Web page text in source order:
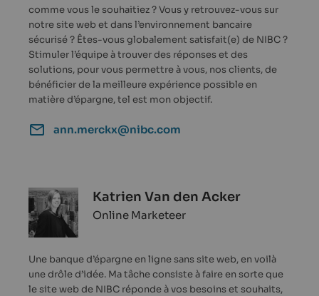
comme vous le souhaitiez ? Vous y retrouvez-vous sur
notre site web et dans l’environnement bancaire
sécurisé ? Êtes-vous globalement satisfait(e) de NIBC ?
Stimuler l’équipe à trouver des réponses et des
solutions, pour vous permettre à vous, nos clients, de
bénéficier de la meilleure expérience possible en
matière d’épargne, tel est mon objectif.
ann.merckx@nibc.com
Katrien Van den Acker
Online Marketeer
Une banque d’épargne en ligne sans site web, en voilà
une drôle d’idée. Ma tâche consiste à faire en sorte que
le site web de NIBC réponde à vos besoins et souhaits,